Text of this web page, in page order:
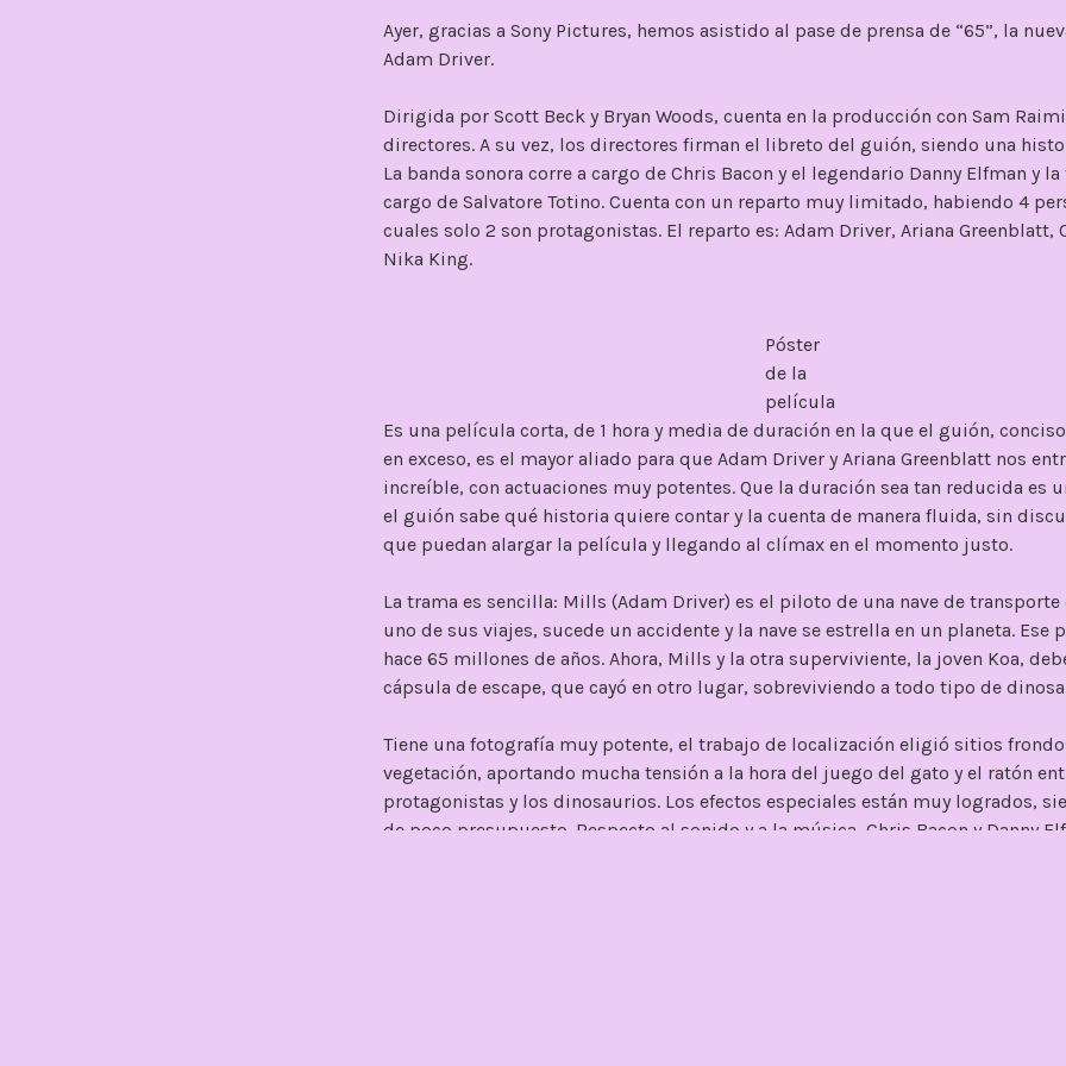
Ayer, gracias a Sony Pictures, hemos asistido al pase de prensa de “65”, la
Adam Driver.
Dirigida por Scott Beck y Bryan Woods, cuenta en la producción con Sam
directores. A su vez, los directores firman el libreto del guión, siendo una
La banda sonora corre a cargo de Chris Bacon y el legendario Danny Elfman y
cargo de Salvatore Totino. Cuenta con un reparto muy limitado, habiendo 4
cuales solo 2 son protagonistas. El reparto es: Adam Driver, Ariana Greenblatt,
Nika King.
Póster
de la
película
Es una película corta, de 1 hora y media de duración en la que el guión,
en exceso, es el mayor aliado para que Adam Driver y Ariana Greenblatt nos
increíble, con actuaciones muy potentes. Que la duración sea tan reducida es
el guión sabe qué historia quiere contar y la cuenta de manera fluida, sin
que puedan alargar la película y llegando al clímax en el momento justo.
La trama es sencilla: Mills (Adam Driver) es el piloto de una nave de transporte
uno de sus viajes, sucede un accidente y la nave se estrella en un planeta. Ese
hace 65 millones de años. Ahora, Mills y la otra superviviente, la joven Koa,
cápsula de escape, que cayó en otro lugar, sobreviviendo a todo tipo de
Tiene una fotografía muy potente, el trabajo de localización eligió sitios
vegetación, aportando mucha tensión a la hora del juego del gato y el ratón
protagonistas y los dinosaurios. Los efectos especiales están muy logrados,
de poco presupuesto. Respecto al sonido y a la música, Chris Bacon y Danny